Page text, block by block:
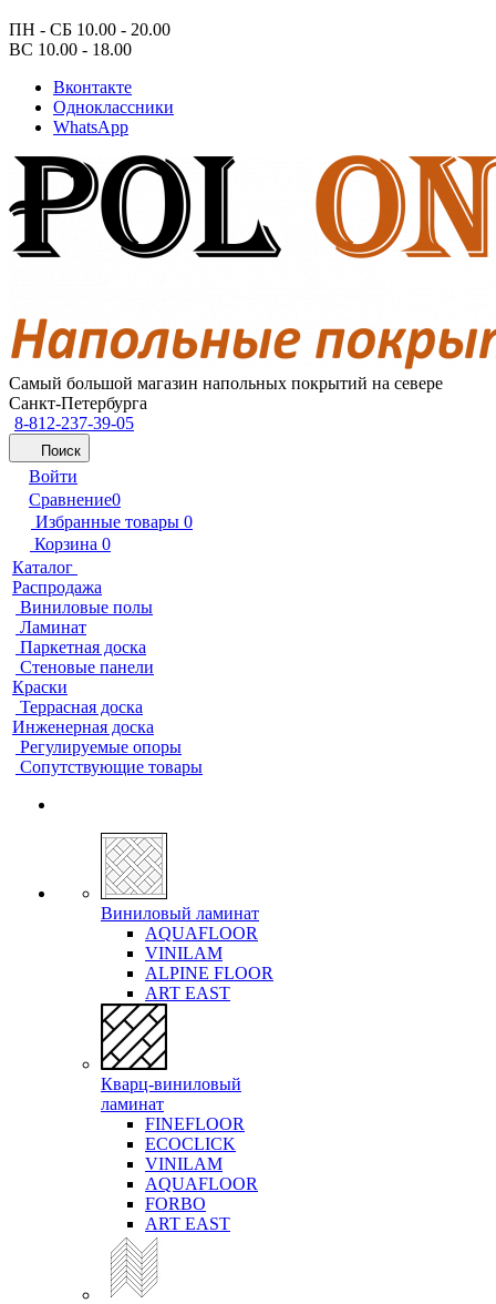
ПН - СБ 10.00 - 20.00
ВС 10.00 - 18.00
Вконтакте
Одноклассники
WhatsApp
Самый большой магазин напольных покрытий на севере
Санкт-Петербурга
8-812-237-39-05
Поиск
Войти
Сравнение0
Избранные товары 0
Корзина 0
Каталог
Распродажа
Виниловые полы
Ламинат
Паркетная доска
Стеновые панели
Краски
Террасная доска
Инженерная доска
Регулируемые опоры
Сопутствующие товары
Виниловый ламинат
AQUAFLOOR
VINILAM
ALPINE FLOOR
ART EAST
Кварц-виниловый
ламинат
FINEFLOOR
ECOCLICK
VINILAM
AQUAFLOOR
FORBO
ART EAST